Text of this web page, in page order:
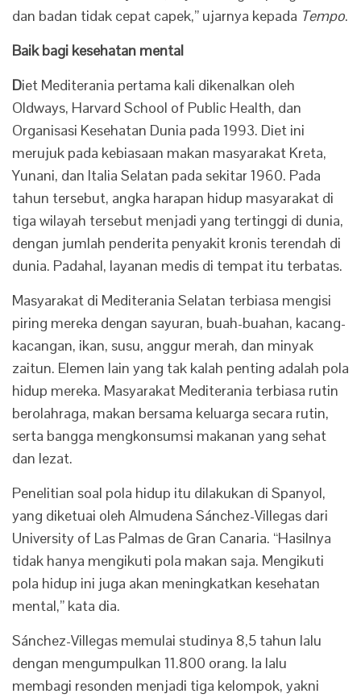
dan badan tidak cepat capek,” ujarnya kepada Tempo.
Baik bagi kesehatan mental
Diet Mediterania pertama kali dikenalkan oleh
Oldways, Harvard School of Public Health, dan
Organisasi Kesehatan Dunia pada 1993. Diet ini
merujuk pada kebiasaan makan masyarakat Kreta,
Yunani, dan Italia Selatan pada sekitar 1960. Pada
tahun tersebut, angka harapan hidup masyarakat di
tiga wilayah tersebut menjadi yang tertinggi di dunia,
dengan jumlah penderita penyakit kronis terendah di
dunia. Padahal, layanan medis di tempat itu terbatas.
Masyarakat di Mediterania Selatan terbiasa mengisi
piring mereka dengan sayuran, buah-buahan, kacang-
kacangan, ikan, susu, anggur merah, dan minyak
zaitun. Elemen lain yang tak kalah penting adalah pola
hidup mereka. Masyarakat Mediterania terbiasa rutin
berolahraga, makan bersama keluarga secara rutin,
serta bangga mengkonsumsi makanan yang sehat
dan lezat.
Penelitian soal pola hidup itu dilakukan di Spanyol,
yang diketuai oleh Almudena Sánchez-Villegas dari
University of Las Palmas de Gran Canaria. “Hasilnya
tidak hanya mengikuti pola makan saja. Mengikuti
pola hidup ini juga akan meningkatkan kesehatan
mental,” kata dia.
Sánchez-Villegas memulai studinya 8,5 tahun lalu
dengan mengumpulkan 11.800 orang. Ia lalu
membagi resonden menjadi tiga kelompok, yakni